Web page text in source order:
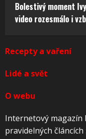
Bolestivý moment
video rozesmálo i
Recepty a vaření
Lidé a svět
O webu
Internetový magazín
pravidelných